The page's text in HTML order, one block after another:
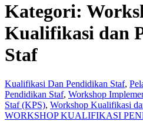
Kategori:
Kualifikasi dan
Staf
Kualifikasi Dan Pendidikan Staf,
Pendidikan Staf, Workshop
Staf (KPS), Workshop Kualifikasi
WORKSHOP KUALIFIKASI